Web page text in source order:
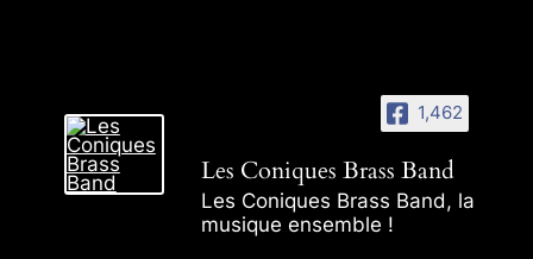
1,462
Les Coniques Brass Band
Les Coniques Brass Band, la
musique ensemble !